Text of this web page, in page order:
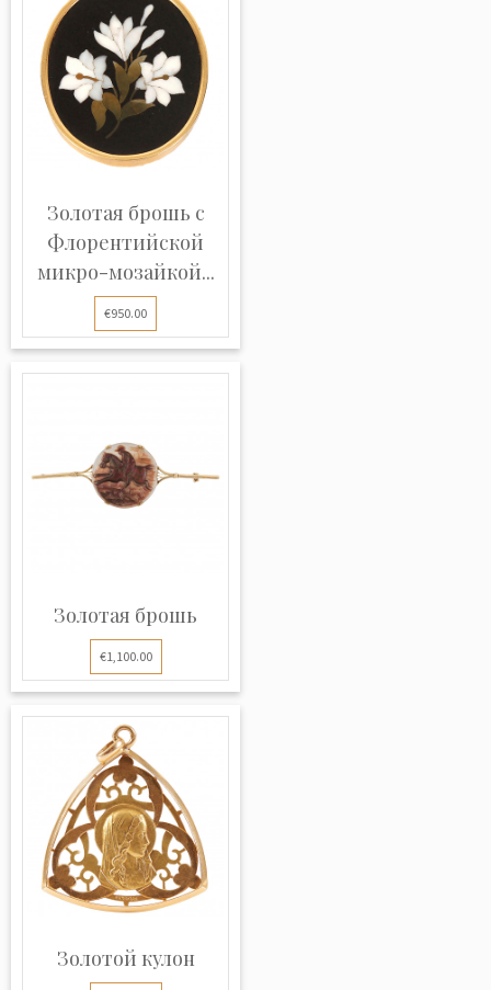
Золотая брошь с
Флорентийской
микро-мозайкой...
€950.00
Золотая брошь
€1,100.00
Золотой кулон